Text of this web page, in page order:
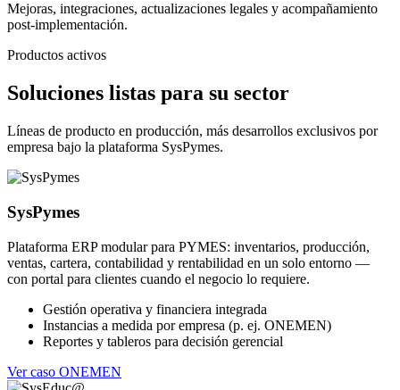
Mejoras, integraciones, actualizaciones legales y acompañamiento
post-implementación.
Productos activos
Soluciones listas para su sector
Líneas de producto en producción, más desarrollos exclusivos por
empresa bajo la plataforma SysPymes.
SysPymes
Plataforma ERP modular para PYMES: inventarios, producción,
ventas, cartera, contabilidad y rentabilidad en un solo entorno —
con portal para clientes cuando el negocio lo requiere.
Gestión operativa y financiera integrada
Instancias a medida por empresa (p. ej. ONEMEN)
Reportes y tableros para decisión gerencial
Ver caso ONEMEN